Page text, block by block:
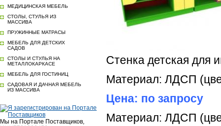
МЕДИЦИНСКАЯ МЕБЕЛЬ
СТОЛЫ, СТУЛЬЯ ИЗ
МАССИВА
ПРУЖИННЫЕ МАТРАСЫ
МЕБЕЛЬ ДЛЯ ДЕТСКИХ
САДОВ
СТОЛЫ И СТУЛЬЯ НА
МЕТАЛЛОКАРКАСЕ
МЕБЕЛЬ ДЛЯ ГОСТИНИЦ
САДОВАЯ И ДАЧНАЯ МЕБЕЛЬ
ИЗ МАССИВА
Мы на Портале Поставщиков,
Стенка детская для
Материал: ЛДСП
Цена: по запросу
Материал: ЛДСП